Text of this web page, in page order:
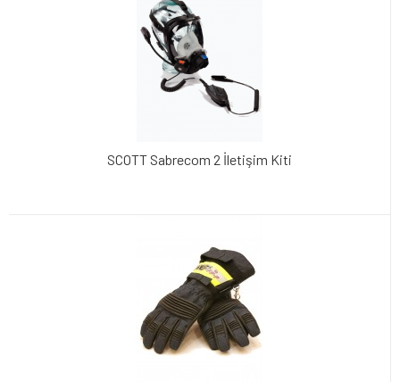
SCOTT Sabrecom 2 İletişim Kiti